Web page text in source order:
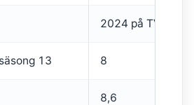
2024 på TV4 Play
13 8
8,6